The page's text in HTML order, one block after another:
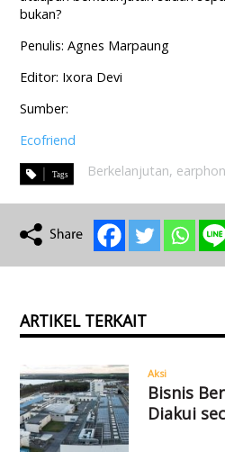
bukan?
Penulis: Agnes Marpaung
Editor: Ixora Devi
Sumber:
Ecofriend
Berkelanjutan,
ARTIKEL TERKAIT
Aksi
Bisnis
Diakui